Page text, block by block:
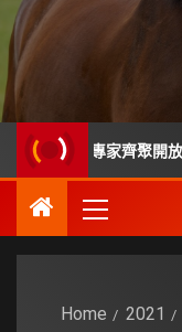
尖專家齊聚開放報名
Home 2021